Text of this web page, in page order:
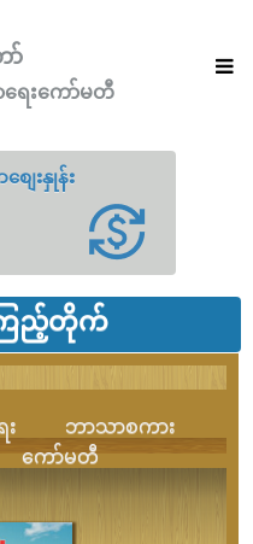
ာ်
ေးကော်မတီ
ေးနှုန်း
ကြည့်တိုက်
း
ဘာသာစကား
ကော်မတီ